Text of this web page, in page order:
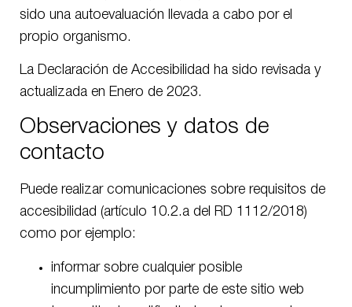
sido una autoevaluación llevada a cabo por el
propio organismo.
La Declaración de Accesibilidad ha sido revisada y
actualizada en Enero de 2023.
Observaciones y datos de
contacto
Puede realizar comunicaciones sobre requisitos de
accesibilidad (artículo 10.2.a del RD 1112/2018)
como por ejemplo:
informar sobre cualquier posible
incumplimiento por parte de este sitio web